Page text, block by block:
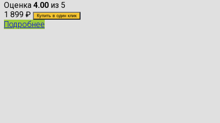
Оценка 4.00 из 5
1 899 ₽ Купить в один клик
Подробнее